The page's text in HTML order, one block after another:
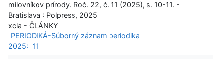
milovníkov prírody. Roč. 22, č. 11 (2025), s. 10-11. -
Bratislava : Polpress, 2025
xcla - ČLÁNKY
PERIODIKÁ-Súborný záznam periodika
2025:
11